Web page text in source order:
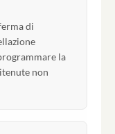
di
la
non